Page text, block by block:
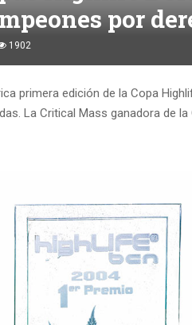
por
1902
primera edición de la Copa
La Critical Mass ganadora de